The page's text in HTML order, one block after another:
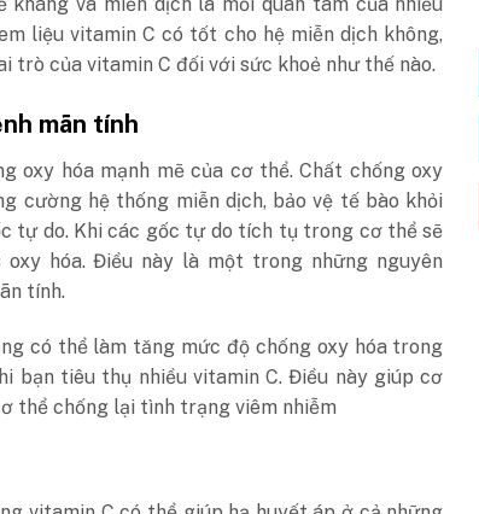
liệu vitamin C có tốt cho hệ miễn dịch không,
trò của vitamin C đối với sức khoẻ như thế nào.
mãn tính
oxy hóa mạnh mẽ của cơ thể. Chất chống oxy
cường hệ thống miễn dịch, bảo vệ tế bào khỏi
tự do. Khi các gốc tự do tích tụ trong cơ thể sẽ
hóa. Điều này là một trong những nguyên
tính.
có thể làm tăng mức độ chống oxy hóa trong
bạn tiêu thụ nhiều vitamin C. Điều này giúp cơ
thể chống lại tình trạng viêm nhiễm